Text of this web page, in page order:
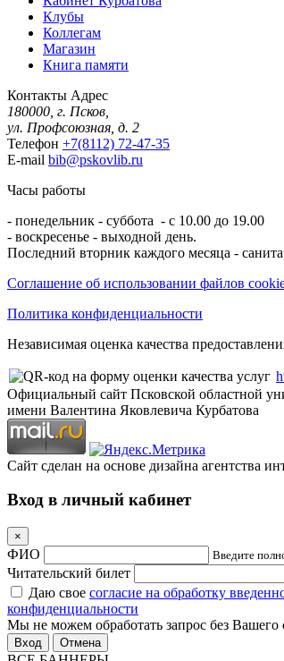
Клубы
Коллегам
Магазин
Книга памяти
Контакты Адрес
180000, г. Псков,
ул. Профсоюзная, д. 2
Телефон +7(8112) 72-47-35
E-mail bib@pskovlib.ru
Часы работы
- понедельник - суббота - с 10.00 до 19.00
- воскресенье - выходной день.
Последний вторник каждого месяца -
Соглашение об использовании файлов
Политика конфиденциальности
Независимая оценка качества
Официальный сайт Псковской областной
имени Валентина Яковлевича Курбатова
Сайт сделан на основе дизайна агентства
Вход в личный кабинет
×
ФИО Введите
Читательский билет
Даю свое согласие на обработку
конфиденциальности
Мы не можем обработать запрос без
Отмена